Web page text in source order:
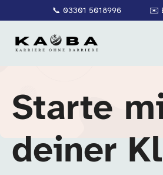
📞 03301 5018996 ✉️
Starte
deiner